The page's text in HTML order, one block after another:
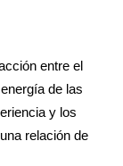
entre el
de las
y los
relación de